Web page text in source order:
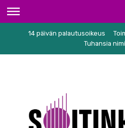
ETUSIVU
KARAOKE
14 päivän palautusoikeus
Tuhansia
navigointiin
sisältöön